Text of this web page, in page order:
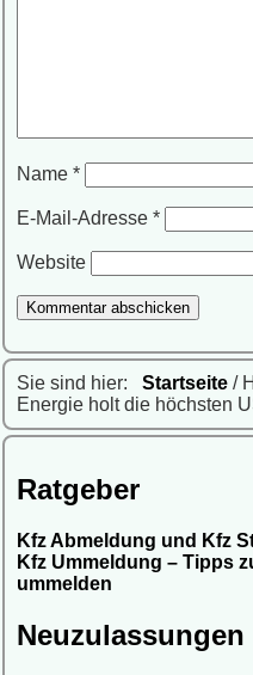
Sie sind hier: Startseite /
Energie holt die höchsten
Ratgeber
Kfz Abmeldung und Kfz
Kfz Ummeldung – Tipps
ummelden
Neuzulassungen
Name *
E-Mail-Adresse *
Website